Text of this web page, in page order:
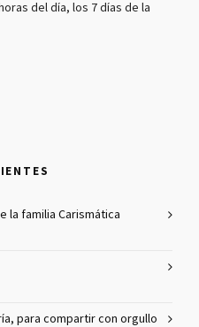
del día, los 7 días de la
la familia Carismática
para compartir con orgullo